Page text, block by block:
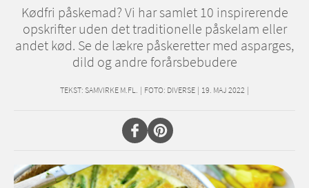
Kødfri påskemad? Vi har samlet 10 inspirerende
opskrifter uden det traditionelle påskelam eller
andet kød. Se de lækre påskeretter med asparges,
dild og andre forårsbebudere
TEKST: SAMVIRKE M.FL. | FOTO: DIVERSE | 19. MAJ 2022 |